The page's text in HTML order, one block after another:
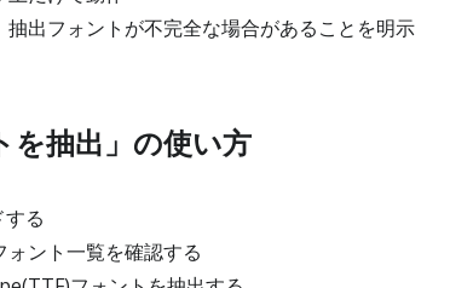
出フォントが不完全な場合があることを明示
を抽出」の使い方
る
ント一覧を確認する